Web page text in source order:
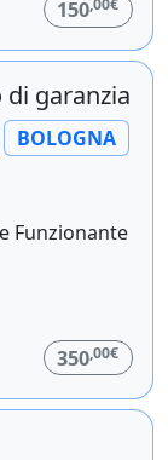
150,00€
di garanzia
BOLOGNA
Funzionante
350,00€